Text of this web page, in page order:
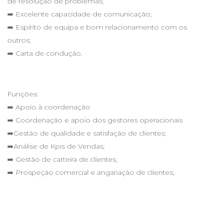
➡️ Excelente capacidade de comunicação;
➡️ Espírito de equipa e bom relacionamento com os
outros;
➡️ Carta de condução.
Funções:
➡️ Apoio à coordenação
➡️ Coordenação e apoio dos gestores operacionais
➡️Gestão de qualidade e satisfação de clientes;
➡️Análise de Kpis de Vendas;
➡️ Gestão de carteira de clientes;
➡️ Prospeção comercial e angariação de clientes;